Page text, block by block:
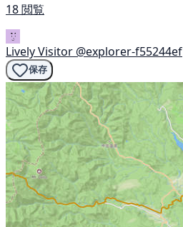
18 閲覧
Lively Visitor @explorer-f55244ef
保存